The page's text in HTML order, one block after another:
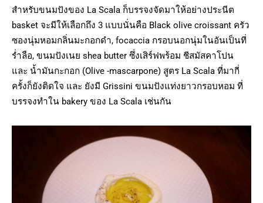
สำหรับขนมปังของ La Scala ก็บรรจงจัดมาให้อย่างประนีต
basket จะมีให้เลือกถึง 3 แบบนั่นคือ Black olive croissant ครัว
ซองนุ่มหอมกลิ่นมะกอกดำ, focaccia กรอบนอกนุ่มในอันเป็นที่
ร่ำลือ, ขนมปังเนย shea butter ซึ่งเสิร์ฟพร้อม ชีสมัสคาโปน
และ น้ำมันกะกอก (Olive -mascarpone) สูตร La Scala ที่มากี่
ครั้งก็ยังติดใจ และ ยังมี Grissini ขนมปังแท่งยาวกรอบหอม ที่
บรรจงทำใน bakery ของ La Scala เช่นกัน